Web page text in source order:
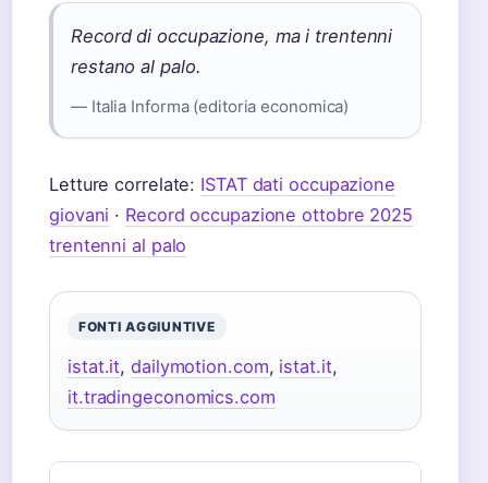
Record di occupazione, ma i trentenni
restano al palo.
— Italia Informa (editoria economica)
Letture correlate: ISTAT dati occupazione
giovani · Record occupazione ottobre 2025
trentenni al palo
FONTI AGGIUNTIVE
istat.it,dailymotion.com, istat.it,
it.tradingeconomics.com